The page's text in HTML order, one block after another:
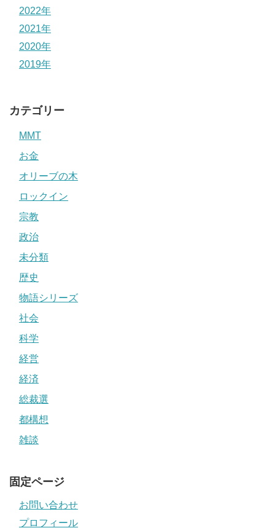
2022年
2021年
2020年
2019年
カテゴリー
MMT
お金
オリーブの木
ロックイン
宗教
政治
未分類
歴史
物語シリーズ
社会
科学
経営
経済
総裁選
都構想
雑談
固定ページ
お問い合わせ
プロフィール